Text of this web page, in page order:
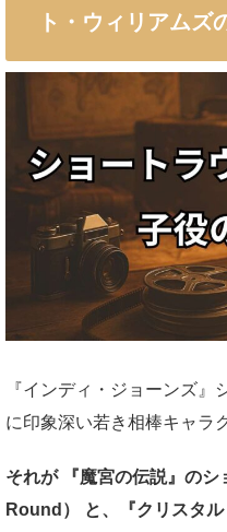
ト・ウィリアムズ
『インディ・ジョーンズ
に印象深い若き相棒キャラ
それが 『魔宮の伝説』の
Round） と、『クリスタ